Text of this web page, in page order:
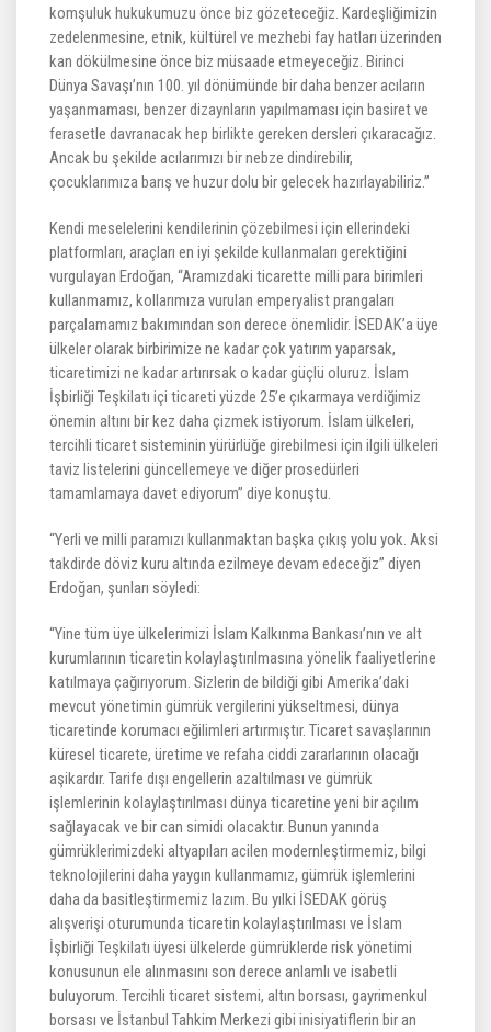
komşuluk hukukumuzu önce biz gözeteceğiz. Kardeşliğimizin
zedelenmesine, etnik, kültürel ve mezhebi fay hatları üzerinden
kan dökülmesine önce biz müsaade etmeyeceğiz. Birinci
Dünya Savaşı’nın 100. yıl dönümünde bir daha benzer acıların
yaşanmaması, benzer dizaynların yapılmaması için basiret ve
ferasetle davranacak hep birlikte gereken dersleri çıkaracağız.
Ancak bu şekilde acılarımızı bir nebze dindirebilir,
çocuklarımıza barış ve huzur dolu bir gelecek hazırlayabiliriz.”
Kendi meselelerini kendilerinin çözebilmesi için ellerindeki
platformları, araçları en iyi şekilde kullanmaları gerektiğini
vurgulayan Erdoğan, “Aramızdaki ticarette milli para birimleri
kullanmamız, kollarımıza vurulan emperyalist prangaları
parçalamamız bakımından son derece önemlidir. İSEDAK’a üye
ülkeler olarak birbirimize ne kadar çok yatırım yaparsak,
ticaretimizi ne kadar artırırsak o kadar güçlü oluruz. İslam
İşbirliği Teşkilatı içi ticareti yüzde 25’e çıkarmaya verdiğimiz
önemin altını bir kez daha çizmek istiyorum. İslam ülkeleri,
tercihli ticaret sisteminin yürürlüğe girebilmesi için ilgili ülkeleri
taviz listelerini güncellemeye ve diğer prosedürleri
tamamlamaya davet ediyorum” diye konuştu.
“Yerli ve milli paramızı kullanmaktan başka çıkış yolu yok. Aksi
takdirde döviz kuru altında ezilmeye devam edeceğiz” diyen
Erdoğan, şunları söyledi:
“Yine tüm üye ülkelerimizi İslam Kalkınma Bankası’nın ve alt
kurumlarının ticaretin kolaylaştırılmasına yönelik faaliyetlerine
katılmaya çağırıyorum. Sizlerin de bildiği gibi Amerika’daki
mevcut yönetimin gümrük vergilerini yükseltmesi, dünya
ticaretinde korumacı eğilimleri artırmıştır. Ticaret savaşlarının
küresel ticarete, üretime ve refaha ciddi zararlarının olacağı
aşikardır. Tarife dışı engellerin azaltılması ve gümrük
işlemlerinin kolaylaştırılması dünya ticaretine yeni bir açılım
sağlayacak ve bir can simidi olacaktır. Bunun yanında
gümrüklerimizdeki altyapıları acilen modernleştirmemiz, bilgi
teknolojilerini daha yaygın kullanmamız, gümrük işlemlerini
daha da basitleştirmemiz lazım. Bu yılki İSEDAK görüş
alışverişi oturumunda ticaretin kolaylaştırılması ve İslam
İşbirliği Teşkilatı üyesi ülkelerde gümrüklerde risk yönetimi
konusunun ele alınmasını son derece anlamlı ve isabetli
buluyorum. Tercihli ticaret sistemi, altın borsası, gayrimenkul
borsası ve İstanbul Tahkim Merkezi gibi inisiyatiflerin bir an